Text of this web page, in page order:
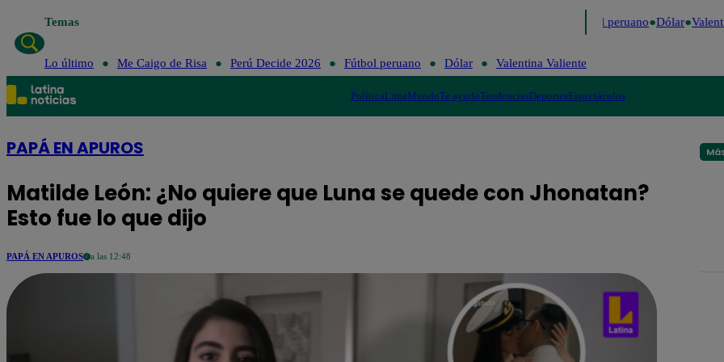
Temas Fútbol peruano Dólar
Lo último Me Caigo de Risa Perú Decide 2026 Fútbol peruano Dólar Valentina Valiente
PolíticaLimaMundoTe ayudoTendenciasDeportesEspectáculos
PAPÁ EN APUROS
Matilde León: ¿No quiere que Luna se quede con Jhonatan?
Esto fue lo que dijo
PAPÁ EN APUROS a las 12:48